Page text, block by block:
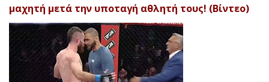
μαχητή μετά την υποταγή αθλητή τους! (Βίντεο)